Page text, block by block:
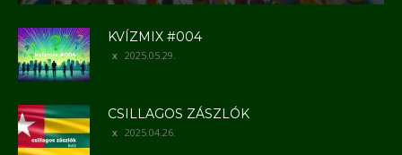
KVÍZMIX #004
2025.05.29.
CSILLAGOS ZÁSZLÓK
2025.04.26.